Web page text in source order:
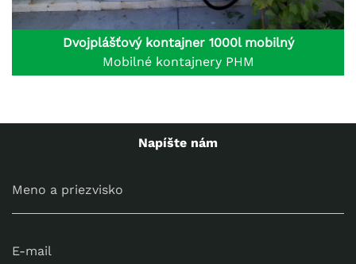
Dvojplášťový kontajner 1000l mobilný
Mobilné kontajnery PHM
Napíšte nám
Meno a priezvisko
E-mail